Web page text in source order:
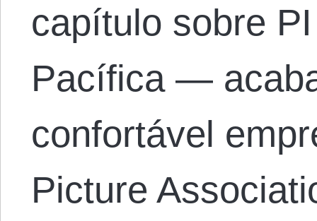
capítulo sobre
Pacífica —
confortável
Picture